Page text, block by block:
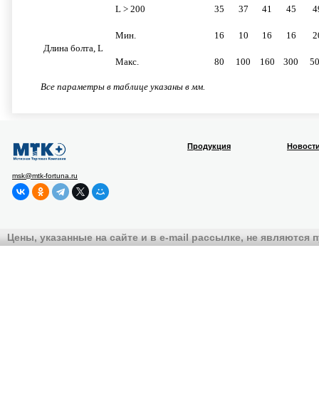
L > 200 35 37 41 45
Длина болта, L
Мин. 16 10 16 16
Макс. 80 100 160 300
Все параметры в таблице указаны в мм.
msk@mtk-fortuna.ru
Продукция
Цены, указанные на сайте и в e-mail рассылке, не являются